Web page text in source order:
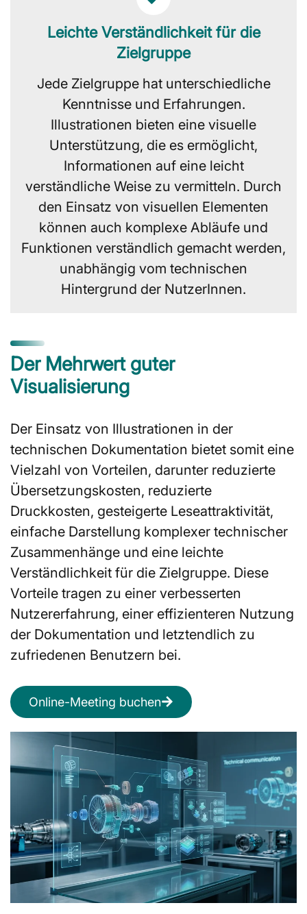
Leichte Verständlichkeit für die
Zielgruppe
Jede Zielgruppe hat unterschiedliche
Kenntnisse und Erfahrungen.
Illustrationen bieten eine visuelle
Unterstützung, die es ermöglicht,
Informationen auf eine leicht
verständliche Weise zu vermitteln. Durch
den Einsatz von visuellen Elementen
können auch komplexe Abläufe und
Funktionen verständlich gemacht werden,
unabhängig vom technischen
Hintergrund der NutzerInnen.
Der Mehrwert guter
Visualisierung
Der Einsatz von Illustrationen in der
technischen Dokumentation bietet somit eine
Vielzahl von Vorteilen, darunter reduzierte
Übersetzungskosten, reduzierte
Druckkosten, gesteigerte Leseattraktivität,
einfache Darstellung komplexer technischer
Zusammenhänge und eine leichte
Verständlichkeit für die Zielgruppe. Diese
Vorteile tragen zu einer verbesserten
Nutzererfahrung, einer effizienteren Nutzung
der Dokumentation und letztendlich zu
zufriedenen Benutzern bei.
Online-Meeting buchen